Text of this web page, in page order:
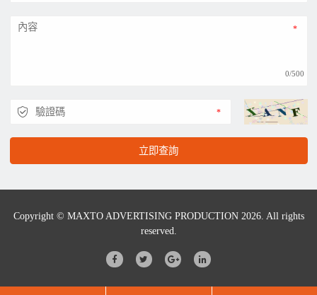
0/500
立即查詢
Copyright © MAXTO ADVERTISING PRODUCTION 2026. All rights
reserved.